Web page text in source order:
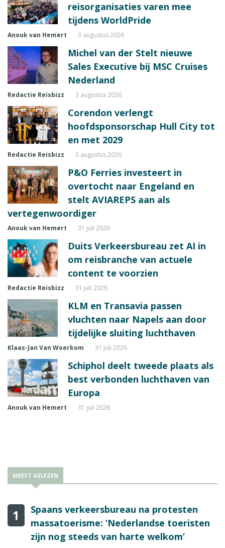
reisorganisaties varen mee
tijdens WorldPride
Anouk van Hemert 3 augustus 2026
Michel van der Stelt nieuwe
Sales Executive bij MSC Cruises
Nederland
Redactie Reisbizz 3 augustus 2026
Corendon verlengt
hoofdsponsorschap Hull City tot
en met 2029
Redactie Reisbizz 3 augustus 2026
P&O Ferries investeert in
overtocht naar Engeland en
stelt AVIAREPS aan als
vertegenwoordiger
Anouk van Hemert 31 juli 2026
Duits Verkeersbureau zet AI in
om reisbranche van actuele
content te voorzien
Redactie Reisbizz 31 juli 2026
KLM en Transavia passen
vluchten naar Napels aan door
tijdelijke sluiting luchthaven
Klaas-Jan Van Woerkom 31 juli 2026
Schiphol deelt tweede plaats als
best verbonden luchthaven van
Europa
Anouk van Hemert 31 juli 2026
MEEST GELEZEN
1
Spaans verkeersbureau na protesten
massatoerisme: ‘Nederlandse toeristen
zijn nog steeds van harte welkom’